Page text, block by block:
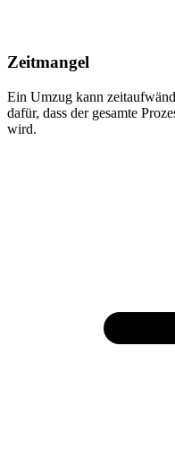
Zeitmangel
Ein Umzug kann
dafür, dass der gesamte
wird.